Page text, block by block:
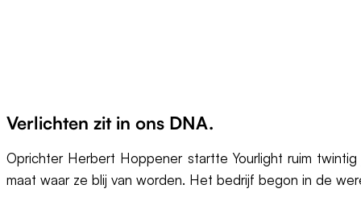
Verlichten zit in ons DNA.
Oprichter Herbert Hoppener startte Yourlight ruim
maat waar ze blij van worden. Het bedrijf begon in de